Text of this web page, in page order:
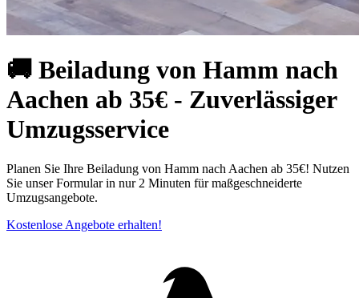
🚚 Beiladung von Hamm nach
Aachen ab 35€ - Zuverlässiger
Umzugsservice
Planen Sie Ihre Beiladung von Hamm nach Aachen ab 35€! Nutzen
Sie unser Formular in nur 2 Minuten für maßgeschneiderte
Umzugsangebote.
Kostenlose Angebote erhalten!